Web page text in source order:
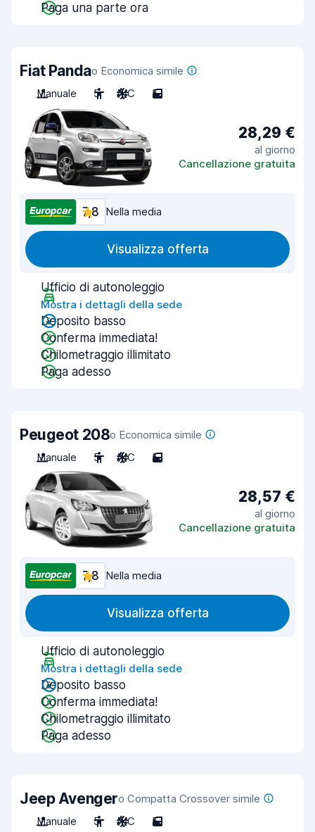
Paga una parte ora
Fiat Pandao Economica simile
Manuale
5 A/C 5
28,29 €
al giorno
Cancellazione gratuita
7,8 Nella media
Visualizza offerta
Ufficio di autonoleggio
Mostra i dettagli della sede
Deposito basso
Conferma immediata!
Chilometraggio illimitato
Paga adesso
Peugeot 208o Economica simile
Manuale
5 A/C 5
28,57 €
al giorno
Cancellazione gratuita
7,8 Nella media
Visualizza offerta
Ufficio di autonoleggio
Mostra i dettagli della sede
Deposito basso
Conferma immediata!
Chilometraggio illimitato
Paga adesso
Jeep Avengero Compatta Crossover simile
Manuale
5 A/C 5